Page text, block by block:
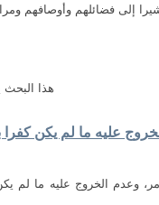
إلى فضائلهم وأوصافهم
هذا
عليه ما لم يكن كفرا
الخروج عليه ما لم يكن